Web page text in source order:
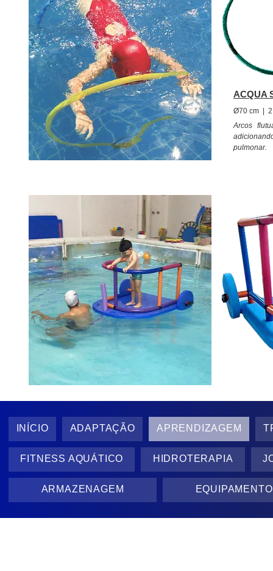
ACQUA
Ø70 cm |
Arcos
pulmonar.
INÍCIO ADAPTAÇÃO APRENDIZAGEM
FITNESS AQUÁTICO HIDROTERAPIA
ARMAZENAGEM